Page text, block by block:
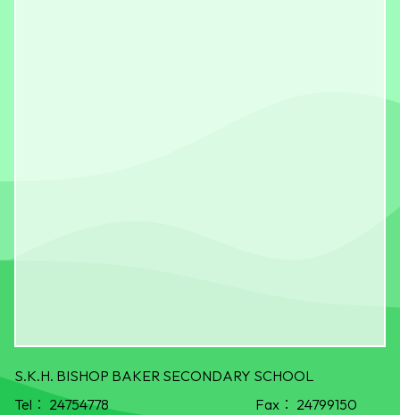
S.K.H. BISHOP BAKER SECONDARY SCHOOL
Tel： 24754778 Fax： 24799150